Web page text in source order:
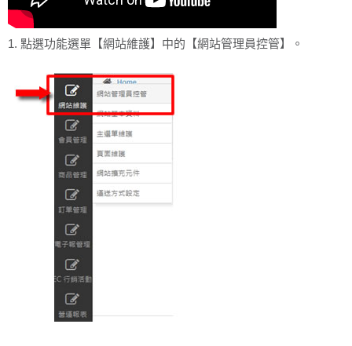
1. 點選功能選單【網站維護】中的【網站管理員控管】。